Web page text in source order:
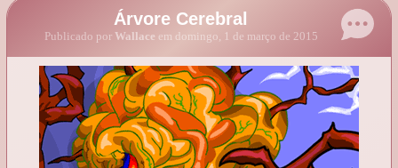
Árvore Cerebral
Publicado por Wallace em domingo, 1 de março de 2015